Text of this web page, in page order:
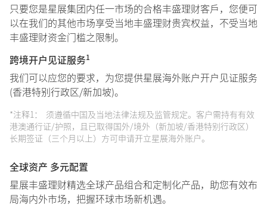
只要您是星展集团内任一市场的合格丰盛理财客戶，您便可
以在我们的其他市场享受当地丰盛理财贵宾权益，不受当地
丰盛理财资金门槛之限制。
跨境开户见证服务1
我们可以应您的要求，为您提供星展海外账户开户见证服务
(香港特别行政区/新加坡)。
*注释1： 须遵循中国及当地法律法规及监管规定。客户需持有有效
港澳通行证/护照，且已取得国外/境外（新加坡/香港特别行政区）
长期签证（三个月以上）方可申请开立星展海外账户。
全球资产 多元配置
星展丰盛理财精选全球产品组合和定制化产品，助您有效布
局海内外市场，把握环球市场新机遇。